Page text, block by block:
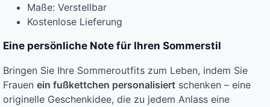
Maße: Verstellbar
Kostenlose Lieferung
Eine persönliche Note für Ihren Sommerstil
Bringen Sie Ihre Sommeroutfits zum Leben, indem Sie
Frauen ein fußkettchen personalisiert schenken – eine
originelle Geschenkidee, die zu jedem Anlass eine